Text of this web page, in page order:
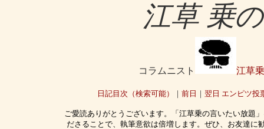
江草 乗
コラムニスト 江草乗
日記目次（検索可能） ｜ 前日 ｜ 翌日 エンピツ投
ご愛読ありがとうございます。「江草乗の言いたい放題
ださることで、執筆意欲は倍増します。ぜひ、お友達